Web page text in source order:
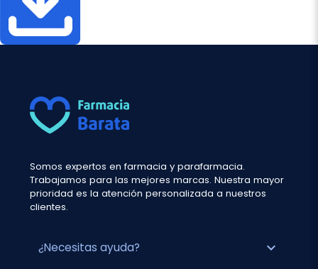
Somos expertos en farmacia y parafarmacia.
Trabajamos para las mejores marcas. Nuestra mayor
prioridad es la atención personalizada a nuestros
clientes.
¿Necesitas ayuda? expand_more